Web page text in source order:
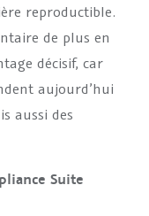
reproductible.
de plus en
décisif, car
aujourd’hui
aussi des
Suite